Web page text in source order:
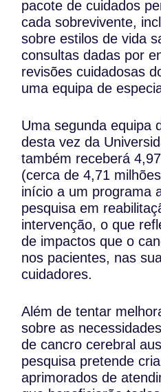
pacote de cuidados
cada sobrevivente,
sobre estilos de vida
consultas dadas por
revisões cuidadosas
uma equipa de
Uma segunda equipa
desta vez da
também receberá
(cerca de 4,71
início a um programa
pesquisa em
intervenção, o que
de impactos que o
nos pacientes, nas
cuidadores.
Além de tentar
sobre as
de cancro cerebral
pesquisa pretende
aprimorados de